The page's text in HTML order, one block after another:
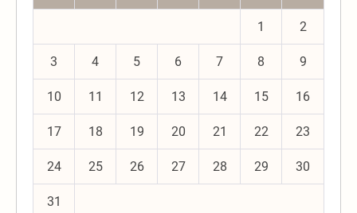
1 2
3 4 5 6 7 8 9
10 11 12 13 14 15 16
17 18 19 20 21 22 23
24 25 26 27 28 29 30
31